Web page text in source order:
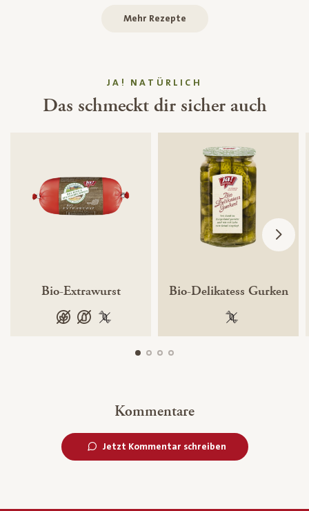
Mehr Rezepte
JA! NATÜRLICH
Das schmeckt dir sicher auch
Bio-Extrawurst
glutenfrei
laktosefrei100 % gentechnikfrei
Bio-Delikatess Gurken
100 %
Kommentare
Jetzt Kommentar schreiben